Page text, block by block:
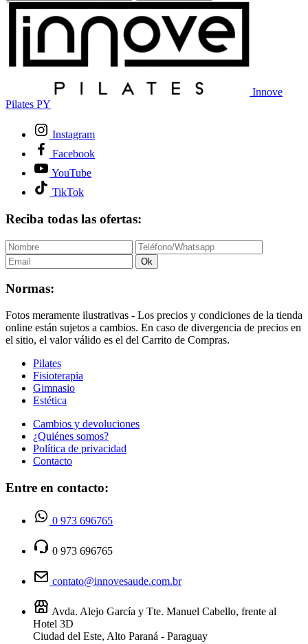
Innove
Pilates PY
Instagram
Facebook
YouTube
TikTok
Reciba todas las ofertas:
Ok
Normas:
Fotos meramente ilustrativas - Los precios y condiciones de la tienda
online están sujetos a cambios. En caso de divergencia de precios en
el sitio, el valor válido es el del Carrito de Compras.
Pilates
Fisioterapia
Gimnasio
Estética
Cambios y devoluciones
¿Quiénes somos?
Política de privacidad
Contacto
Entre en contacto:
0 973 696765
0 973 696765
contato@innovesaude.com.br
Avda. Alejo García y Tte. Manuel Cabello, frente al
Hotel 3D
Ciudad del Este, Alto Paraná - Paraguay